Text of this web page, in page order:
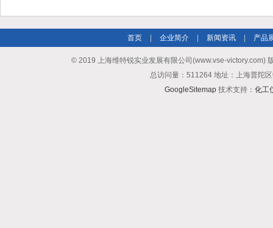
首页 企业简介 新闻资讯 产品
© 2019 上海维特锐实业发展有限公司(www.vse-victory.com)
总访问量：511264 地址：上海普陀
GoogleSitemap 技术支持： 化工